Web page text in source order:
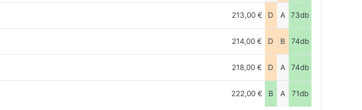
213,00 € D A 73db
214,00 € D B 74db
218,00 € D A 74db
222,00 € B A 71db